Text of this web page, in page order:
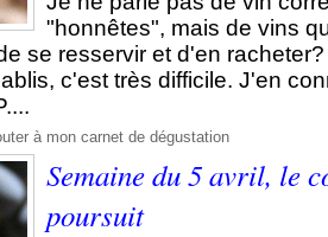
"honnêtes", mais de vins
se resservir et d'en
c'est très difficile. J'en
à mon carnet de dégustation
Semaine du 5 avril, le
poursuit